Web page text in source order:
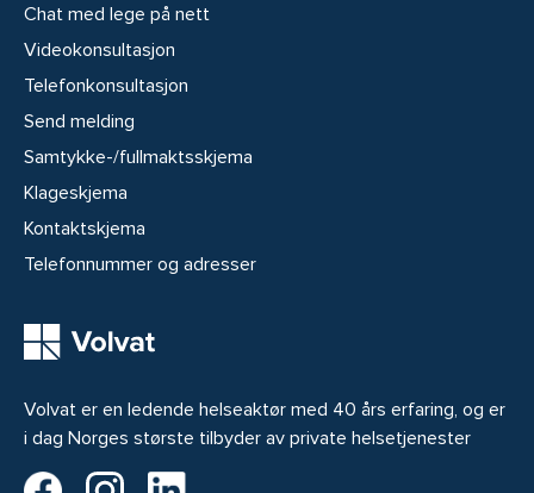
Volvat er en ledende helseaktør med 40 års erfaring, og er
i dag Norges største tilbyder av private helsetjenester
Volvat på Facebook
Volvat på Instagram
Chat med lege på nett
Videokonsultasjon
Telefonkonsultasjon
Send melding
Samtykke-/fullmaktsskjema
Klageskjema
Kontaktskjema
Telefonnummer og adresser